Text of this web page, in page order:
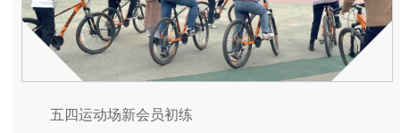
五四运动场新会员初练